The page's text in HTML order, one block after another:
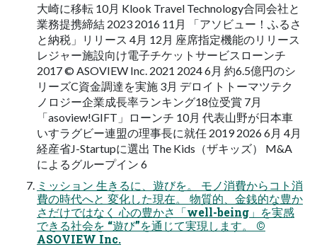
大崎に移転 10月 Klook Travel Technology合同会社と
業務提携締結 2023 2016 11月 「アソビュー！ふるさ
と納税」リリース 4月 12月 座席指定機能のリリース
レジャー施設向け電子チケットサービスローンチ
2017 © ASOVIEW Inc. 2021 2024 6月 約6.5億円のシ
リーズC資金調達を実施 3月 デロイトトーマツテク
ノロジー企業成長率ランキング18位受賞 7月
「asoview!GIFT」ローンチ 10月 代表山野が日本車
いすラグビー連盟の理事長に就任 2019 2026 6月 4月
経産省J-Startupに選出 The Kids（ザキッズ） M&A
によるグループイン 6
ミッション 生きるに、遊びを。 モノ消費からコト消
費の時代へと 変化した現在。 物質的、金銭的な豊か
さだけではなく 心の豊かさ「well-being」を実感
できる社会を “遊び”を通じて実現します。 ©
ASOVIEW Inc.